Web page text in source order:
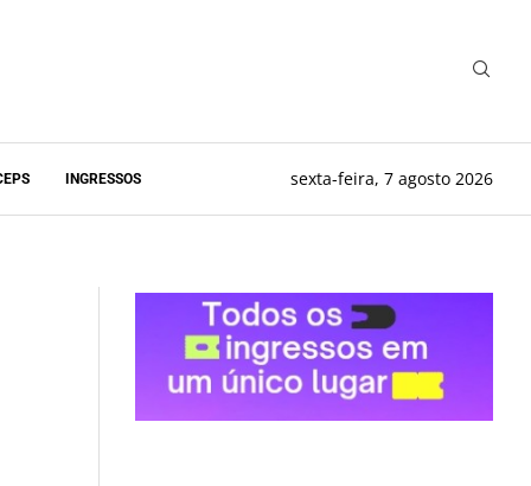
INGRESSOS sexta-feira, 7 agosto 2026